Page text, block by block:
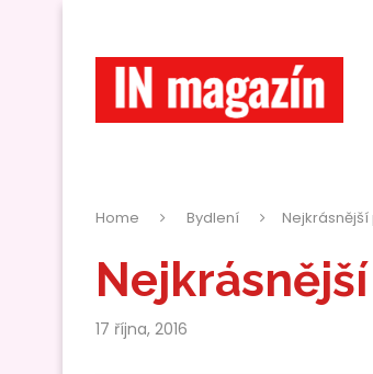
Home Bydlení
17 října, 2016